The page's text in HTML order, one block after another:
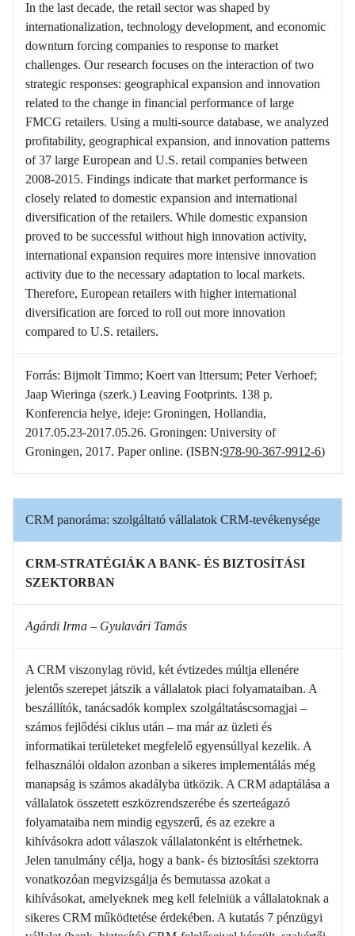
In the last decade, the retail sector was shaped by
internationalization, technology development, and economic
downturn forcing companies to response to market
challenges. Our research focuses on the interaction of two
strategic responses: geographical expansion and innovation
related to the change in financial performance of large
FMCG retailers. Using a multi-source database, we analyzed
profitability, geographical expansion, and innovation patterns
of 37 large European and U.S. retail companies between
2008-2015. Findings indicate that market performance is
closely related to domestic expansion and international
diversification of the retailers. While domestic expansion
proved to be successful without high innovation activity,
international expansion requires more intensive innovation
activity due to the necessary adaptation to local markets.
Therefore, European retailers with higher international
diversification are forced to roll out more innovation
compared to U.S. retailers.
Forrás: Bijmolt Timmo; Koert van Ittersum; Peter Verhoef;
Jaap Wieringa (szerk.) Leaving Footprints. 138 p.
Konferencia helye, ideje: Groningen, Hollandia,
2017.05.23-2017.05.26. Groningen: University of
Groningen, 2017. Paper online. (ISBN:978-90-367-9912-6)
CRM panoráma: szolgáltató vállalatok CRM-tevékenysége
CRM-STRATÉGIÁK A BANK- ÉS BIZTOSÍTÁSI
SZEKTORBAN
Agárdi Irma – Gyulavári Tamás
A CRM viszonylag rövid, két évtizedes múltja ellenére
jelentős szerepet játszik a vállalatok piaci folyamataiban. A
beszállítók, tanácsadók komplex szolgáltatáscsomagjai –
számos fejlődési ciklus után – ma már az üzleti és
informatikai területeket megfelelő egyensúllyal kezelik. A
felhasználói oldalon azonban a sikeres implementálás még
manapság is számos akadályba ütközik. A CRM adaptálása a
vállalatok összetett eszközrendszerébe és szerteágazó
folyamataiba nem mindig egyszerű, és az ezekre a
kihívásokra adott válaszok vállalatonként is eltérhetnek.
Jelen tanulmány célja, hogy a bank- és biztosítási szektorra
vonatkozóan megvizsgálja és bemutassa azokat a
kihívásokat, amelyeknek meg kell felelniük a vállalatoknak a
sikeres CRM működtetése érdekében. A kutatás 7 pénzügyi